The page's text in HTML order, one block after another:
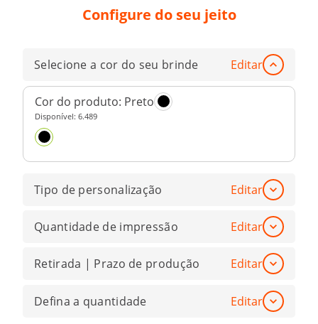
Configure do seu jeito
Selecione a cor do seu brinde Editar
Cor do produto: Preto
Disponível: 6.489
Tipo de personalização Editar
Quantidade de impressão Editar
Retirada | Prazo de produção Editar
Defina a quantidade Editar